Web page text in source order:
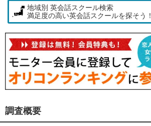
地域別 英会話スクール検索
満足度の高い英会話スクールを探そう！
調査概要